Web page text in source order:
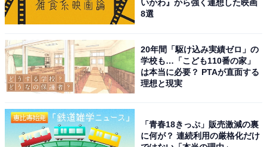
いかわ』から強く連想した映画
8選
20年間「駆け込み実績ゼロ」の
学校も…「こども110番の家」
は本当に必要？ PTAが直面する
理想と現実
「青春18きっぷ」販売激減の裏
に何が？ 連続利用の厳格化だけ